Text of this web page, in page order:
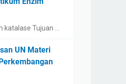
katalase Tujuan …
UN Materi